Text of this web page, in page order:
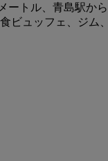
トル、青島駅か
ビュッフェ、ジム